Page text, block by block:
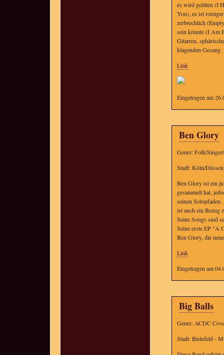
es wird gelitten (I
You), es ist
zerbrechlich
sein könnte (I Am
Gitarren,
klagenden
Link
Eingetragen am
Ben Glory
Genre: Folk/
Stadt: Köln/
Ben Glory ist ein
gesammelt hat,
seinen
ist auch ein Bezug
Seine Songs sind
Seine erste EP "A
Ben Glory, die
Link
Eingetragen am
Big Balls
Genre: ACDC
Stadt: Bielefeld -